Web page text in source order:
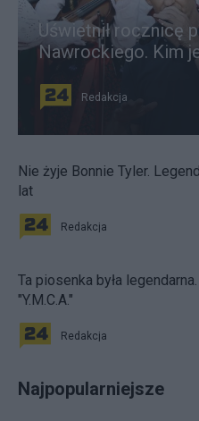
Uświetnił rocznicę
Nawrockiego. Kim
Redakcja
Nie żyje Bonnie Tyler.
lat
Redakcja
Ta piosenka była
"Y.M.C.A."
Redakcja
Najpopularniejsze